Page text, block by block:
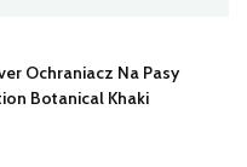
Ochraniacz Na Pasy
Botanical Khaki